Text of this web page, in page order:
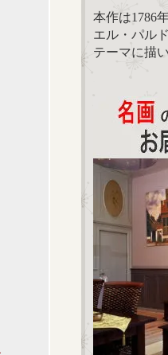
本作は1786
エル・パル
テーマに描